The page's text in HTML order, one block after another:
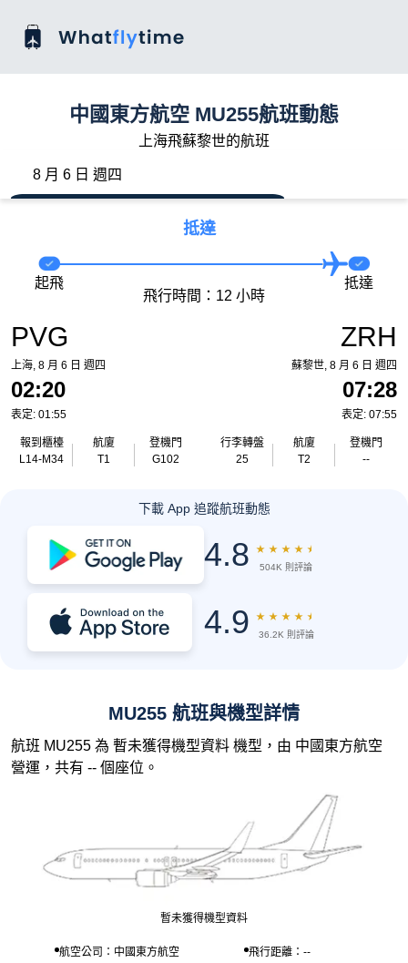
中國東方航空 MU255航班動態
上海飛蘇黎世的航班
8 月 6 日 週四
抵達
PVG
上海, 8 月 6 日 週四
02:20
表定: 01:55
報到櫃檯
L14-M34
航廈
T1
登機門
G102
起飛
飛行時間：12 小時
抵達
ZRH
蘇黎世, 8 月 6 日 週四
07:28
表定: 07:55
行李轉盤
25
航廈
T2
登機門
--
下載 App 追蹤航班動態
4.8 ★ ★ ★ ★ ★
504K 則評論
4.9 ★ ★ ★ ★ ★
36.2K 則評論
MU255 航班與機型詳情
航班 MU255 為 暫未獲得機型資料 機型，由 中國東方航空
營運，共有 -- 個座位。
暫未獲得機型資料
航空公司：中國東方航空
飛行距離：--